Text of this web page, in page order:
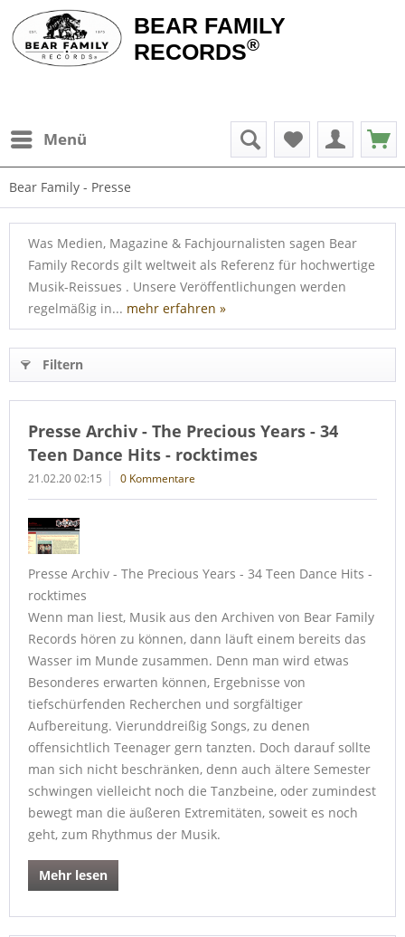
BEAR FAMILY
RECORDS®
Menü
Bear Family - Presse
Was Medien, Magazine & Fachjournalisten sagen Bear
Family Records gilt weltweit als Referenz für hochwertige
Musik-Reissues . Unsere Veröffentlichungen werden
regelmäßig in... mehr erfahren »
Filtern
Presse Archiv - The Precious Years - 34
Teen Dance Hits - rocktimes
21.02.20 02:15 0 Kommentare
Presse Archiv - The Precious Years - 34 Teen Dance Hits -
rocktimes
Wenn man liest, Musik aus den Archiven von Bear Family
Records hören zu können, dann läuft einem bereits das
Wasser im Munde zusammen. Denn man wird etwas
Besonderes erwarten können, Ergebnisse von
tiefschürfenden Recherchen und sorgfältiger
Aufbereitung. Vierunddreißig Songs, zu denen
offensichtlich Teenager gern tanzten. Doch darauf sollte
man sich nicht beschränken, denn auch ältere Semester
schwingen vielleicht noch die Tanzbeine, oder zumindest
bewegt man die äußeren Extremitäten, soweit es noch
geht, zum Rhythmus der Musik.
Mehr lesen